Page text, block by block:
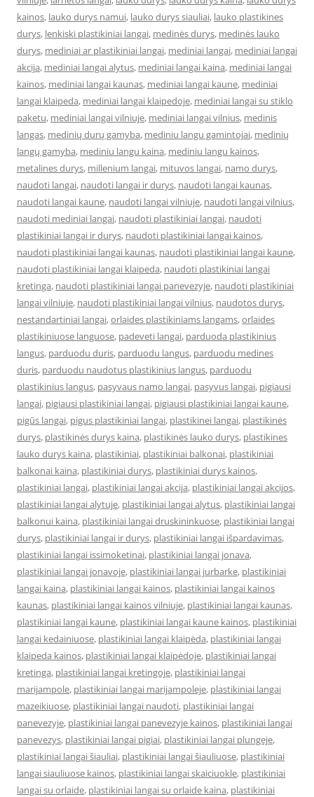
kainos, lauko durys namui, lauko durys siauliai, lauko plastikines
durys, lenkiski plastikiniai langai, medinės durys, medinės lauko
durys, mediniai ar plastikiniai langai, mediniai langai, mediniai langai
akcija, mediniai langai alytus, mediniai langai kaina, mediniai langai
kainos, mediniai langai kaunas, mediniai langai kaune, mediniai
langai klaipeda, mediniai langai klaipedoje, mediniai langai su stiklo
paketu, mediniai langai vilniuje, mediniai langai vilnius, medinis
langas, medinių durų gamyba, mediniu langu gamintojai, medinių
langų gamyba, mediniu langu kaina, mediniu langu kainos,
metalines durys, millenium langai, mituvos langai, namo durys,
naudoti langai, naudoti langai ir durys, naudoti langai kaunas,
naudoti langai kaune, naudoti langai vilniuje, naudoti langai vilnius,
naudoti mediniai langai, naudoti plastikiniai langai, naudoti
plastikiniai langai ir durys, naudoti plastikiniai langai kainos,
naudoti plastikiniai langai kaunas, naudoti plastikiniai langai kaune,
naudoti plastikiniai langai klaipeda, naudoti plastikiniai langai
kretinga, naudoti plastikiniai langai panevezyje, naudoti plastikiniai
langai vilniuje, naudoti plastikiniai langai vilnius, naudotos durys,
nestandartiniai langai,orlaides plastikiniams langams,orlaides
plastikiniuose languose, padeveti langai, parduoda plastikinius
langus, parduodu duris, parduodu langus, parduodu medines
duris, parduodu naudotus plastikinius langus, parduodu
plastikinius langus, pasyvaus namo langai, pasyvus langai, pigiausi
langai, pigiausi plastikiniai langai, pigiausi plastikiniai langai kaune,
pigūs langai, pigus plastikiniai langai, plastikinei langai, plastikinės
durys, plastikinės durys kaina, plastikinės lauko durys, plastikines
lauko durys kaina, plastikiniai, plastikiniai balkonai, plastikiniai
balkonai kaina, plastikiniai durys, plastikiniai durys kainos,
plastikiniai langai, plastikiniai langai akcija, plastikiniai langai akcijos,
plastikiniai langai alytuje, plastikiniai langai alytus, plastikiniai langai
balkonui kaina, plastikiniai langai druskininkuose, plastikiniai langai
durys, plastikiniai langai ir durys, plastikiniai langai išpardavimas,
plastikiniai langai issimoketinai, plastikiniai langai jonava,
plastikiniai langai jonavoje, plastikiniai langai jurbarke, plastikiniai
langai kaina, plastikiniai langai kainos, plastikiniai langai kainos
kaunas, plastikiniai langai kainos vilniuje, plastikiniai langai kaunas,
plastikiniai langai kaune, plastikiniai langai kaune kainos, plastikiniai
langai kedainiuose, plastikiniai langai klaipėda, plastikiniai langai
klaipeda kainos, plastikiniai langai klaipėdoje, plastikiniai langai
kretinga, plastikiniai langai kretingoje, plastikiniai langai
marijampole, plastikiniai langai marijampoleje, plastikiniai langai
mazeikiuose, plastikiniai langai naudoti, plastikiniai langai
panevezyje, plastikiniai langai panevezyje kainos, plastikiniai langai
panevezys, plastikiniai langai pigiai, plastikiniai langai plungeje,
plastikiniai langai šiauliai, plastikiniai langai šiauliuose, plastikiniai
langai siauliuose kainos, plastikiniai langai skaiciuokle, plastikiniai
langai su orlaide, plastikiniai langai su orlaide kaina, plastikiniai